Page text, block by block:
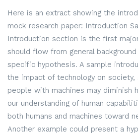
Here is an extract showing the
mock research paper: Introduction
Introduction section is the first
should flow from general
specific hypothesis. A sample
the impact of technology on
people with machines may diminish
our understanding of human
both humans and machines toward
Another example could present a